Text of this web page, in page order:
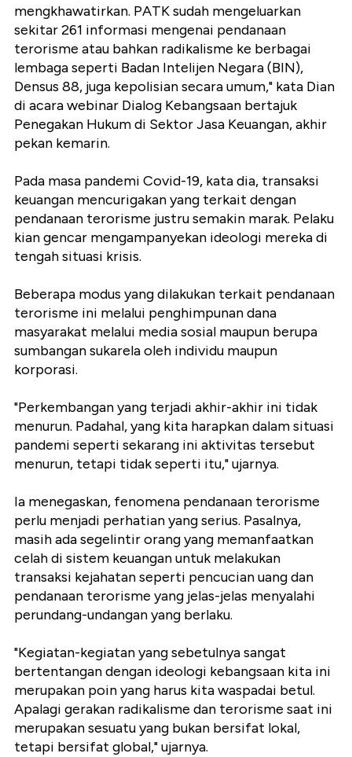
mengkhawatirkan. PATK sudah mengeluarkan
sekitar 261 informasi mengenai pendanaan
terorisme atau bahkan radikalisme ke berbagai
lembaga seperti Badan Intelijen Negara (BIN),
Densus 88, juga kepolisian secara umum," kata Dian
di acara webinar Dialog Kebangsaan bertajuk
Penegakan Hukum di Sektor Jasa Keuangan, akhir
pekan kemarin.
Pada masa pandemi Covid-19, kata dia, transaksi
keuangan mencurigakan yang terkait dengan
pendanaan terorisme justru semakin marak. Pelaku
kian gencar mengampanyekan ideologi mereka di
tengah situasi krisis.
Beberapa modus yang dilakukan terkait pendanaan
terorisme ini melalui penghimpunan dana
masyarakat melalui media sosial maupun berupa
sumbangan sukarela oleh individu maupun
korporasi.
"Perkembangan yang terjadi akhir-akhir ini tidak
menurun. Padahal, yang kita harapkan dalam situasi
pandemi seperti sekarang ini aktivitas tersebut
menurun, tetapi tidak seperti itu," ujarnya.
Ia menegaskan, fenomena pendanaan terorisme
perlu menjadi perhatian yang serius. Pasalnya,
masih ada segelintir orang yang memanfaatkan
celah di sistem keuangan untuk melakukan
transaksi kejahatan seperti pencucian uang dan
pendanaan terorisme yang jelas-jelas menyalahi
perundang-undangan yang berlaku.
"Kegiatan-kegiatan yang sebetulnya sangat
bertentangan dengan ideologi kebangsaan kita ini
merupakan poin yang harus kita waspadai betul.
Apalagi gerakan radikalisme dan terorisme saat ini
merupakan sesuatu yang bukan bersifat lokal,
tetapi bersifat global," ujarnya.